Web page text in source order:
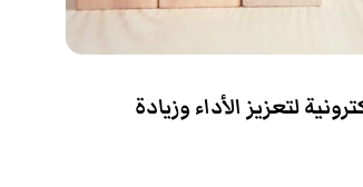
لتعزيز الأداء وزيادة